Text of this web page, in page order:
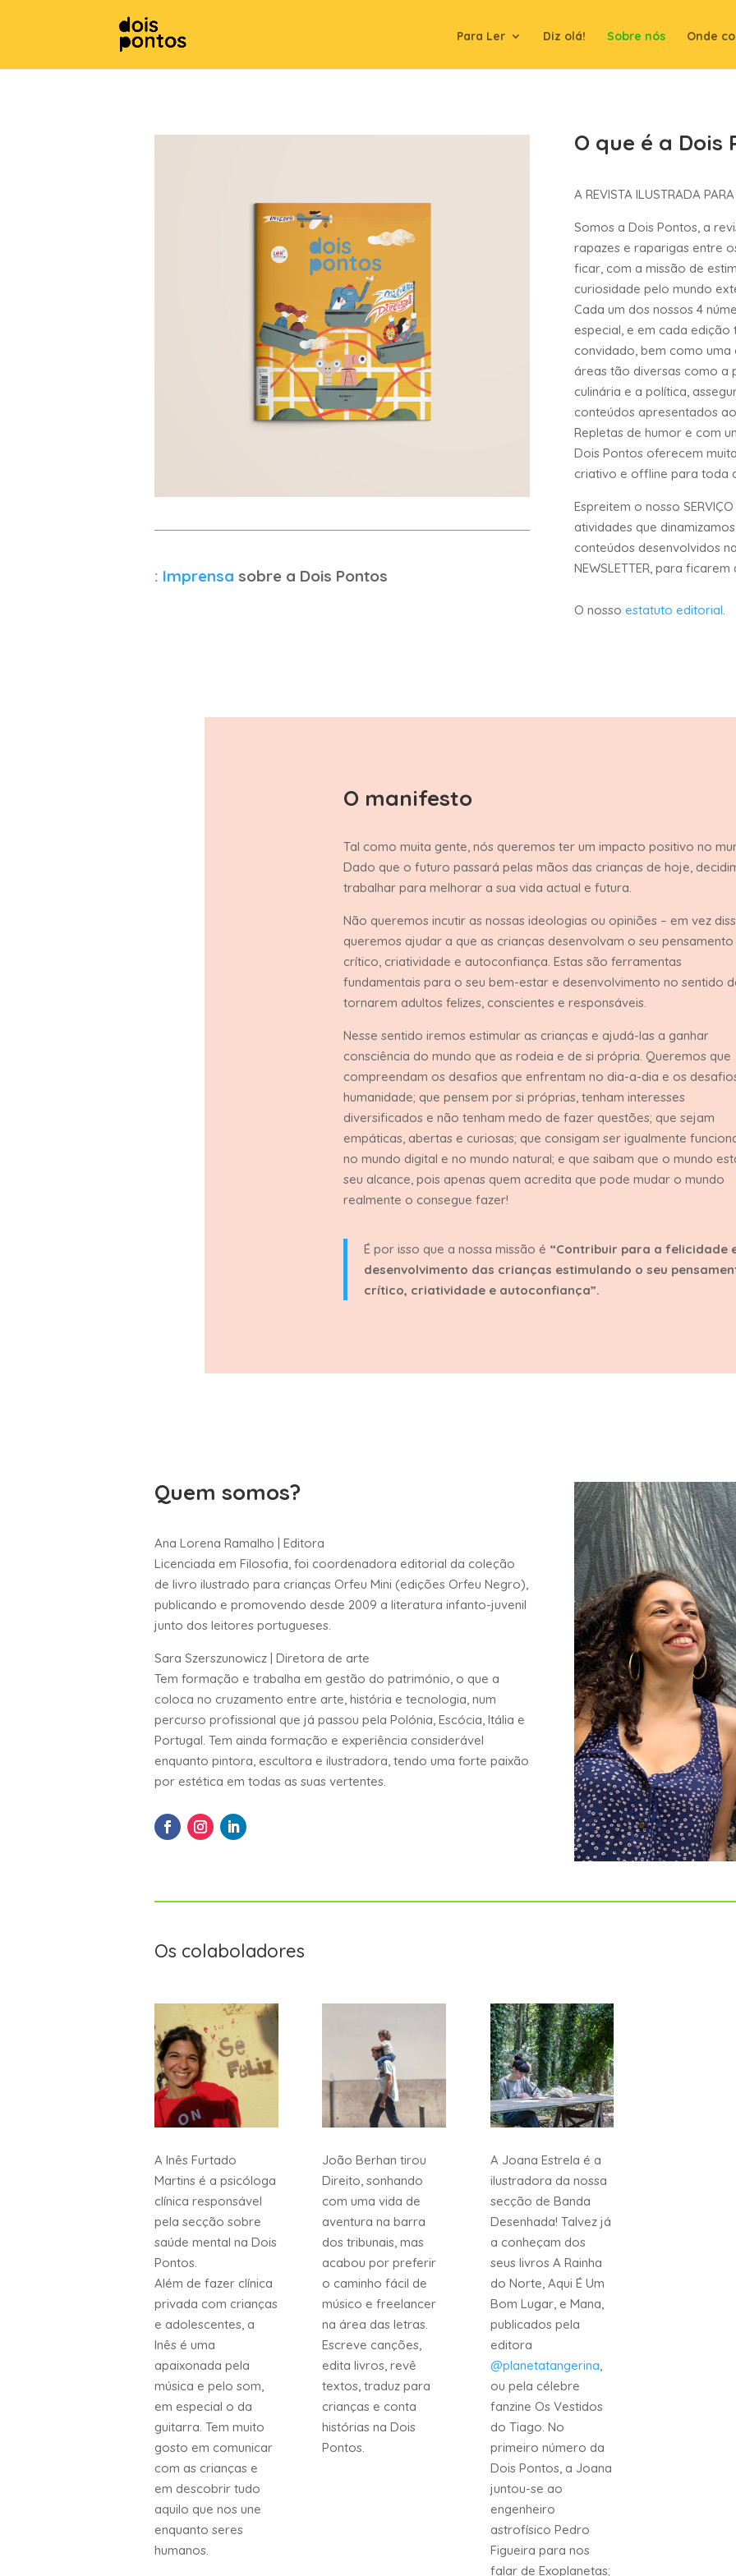
Para Ler Diz olá! Sobre nós Onde
: Imprensa sobre a Dois Pontos
O que é a Dois
A REVISTA ILUSTRADA
Somos a Dois Pontos, a
rapazes e raparigas entre
ficar, com a missão de
curiosidade pelo mundo
Cada um dos nossos 4
especial, e em cada
convidado, bem como
áreas tão diversas como a
culinária e a política,
conteúdos apresentados
Repletas de humor e com
Dois Pontos oferecem
criativo e offline para toda
Espreitem o nosso
atividades que
conteúdos desenvolvidos
NEWSLETTER, para
O nosso estatuto editorial.
O manifesto
Tal como muita gente, nós queremos ter um impacto positivo no
Dado que o futuro passará pelas mãos das crianças de hoje,
trabalhar para melhorar a sua vida actual e futura.
Não queremos incutir as nossas ideologias ou opiniões – em vez
queremos ajudar a que as crianças desenvolvam o seu pensamento
crítico, criatividade e autoconfiança. Estas são ferramentas
fundamentais para o seu bem-estar e desenvolvimento no sentido
tornarem adultos felizes, conscientes e responsáveis.
Nesse sentido iremos estimular as crianças e ajudá-las a ganhar
consciência do mundo que as rodeia e de si própria. Queremos que
compreendam os desafios que enfrentam no dia-a-dia e os
humanidade; que pensem por si próprias, tenham interesses
diversificados e não tenham medo de fazer questões; que sejam
empáticas, abertas e curiosas; que consigam ser igualmente
no mundo digital e no mundo natural; e que saibam que o mundo
seu alcance, pois apenas quem acredita que pode mudar o mundo
realmente o consegue fazer!
É por isso que a nossa missão é “Contribuir para a felicidade
desenvolvimento das crianças estimulando o seu
crítico, criatividade e autoconfiança”.
Quem somos?
Ana Lorena Ramalho | Editora
Licenciada em Filosofia, foi coordenadora editorial da coleção
de livro ilustrado para crianças Orfeu Mini (edições Orfeu Negro),
publicando e promovendo desde 2009 a literatura infanto-juvenil
junto dos leitores portugueses.
Sara Szerszunowicz | Diretora de arte
Tem formação e trabalha em gestão do património, o que a
coloca no cruzamento entre arte, história e tecnologia, num
percurso profissional que já passou pela Polónia, Escócia, Itália e
Portugal. Tem ainda formação e experiência considerável
enquanto pintora, escultora e ilustradora, tendo uma forte paixão
por estética em todas as suas vertentes.
Os colaboladores
A Inês Furtado
Martins é a psicóloga
clínica responsável
pela secção sobre
saúde mental na Dois
Pontos.
Além de fazer clínica
privada com crianças
e adolescentes, a
Inês é uma
apaixonada pela
música e pelo som,
em especial o da
guitarra. Tem muito
gosto em comunicar
com as crianças e
em descobrir tudo
aquilo que nos une
enquanto seres
humanos.
João Berhan tirou
Direito, sonhando
com uma vida de
aventura na barra
dos tribunais, mas
acabou por preferir
o caminho fácil de
músico e freelancer
na área das letras.
Escreve canções,
edita livros, revê
textos, traduz para
crianças e conta
histórias na Dois
Pontos.
A Joana Estrela é a
ilustradora da nossa
secção de Banda
Desenhada! Talvez já
a conheçam dos
seus livros A Rainha
do Norte, Aqui É Um
Bom Lugar, e Mana,
publicados pela
editora
@planetatangerina,
ou pela célebre
fanzine Os Vestidos
do Tiago. No
primeiro número da
Dois Pontos, a Joana
juntou-se ao
engenheiro
astrofísico Pedro
Figueira para nos
falar de Exoplanetas;